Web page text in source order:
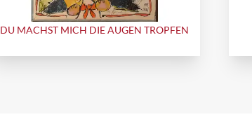
DU MACHST MICH DIE AUGEN TROPFEN